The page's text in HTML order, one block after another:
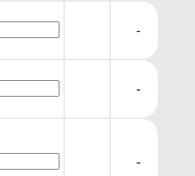
-
-
-